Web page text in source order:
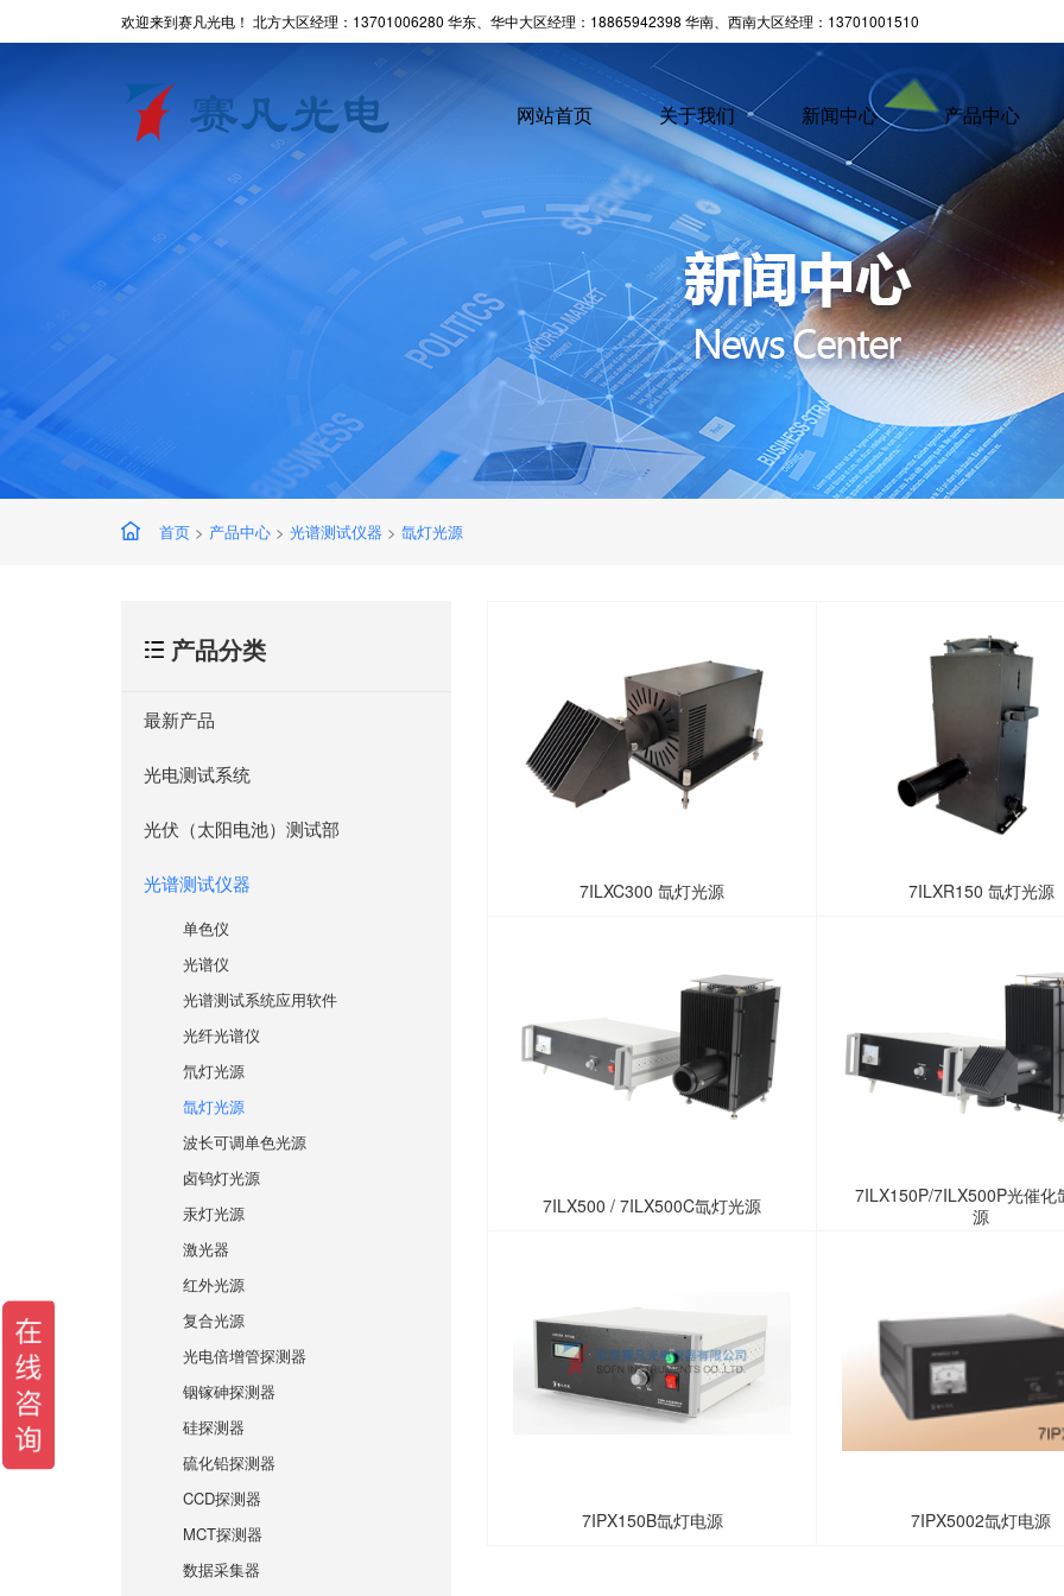
欢迎来到赛凡光电！ 北方大区经理：13701006280 华东、华中大区经理：18865942398 华南、西南大区经理：13701001510
网站首页 关于我们 新闻中心 产品中心
首页 > 产品中心 > 光谱测试仪器 > 氙灯光源
产品分类
最新产品
光电测试系统
光伏（太阳电池）测试部
光谱测试仪器
单色仪
光谱仪
光谱测试系统应用软件
光纤光谱仪
氘灯光源
氙灯光源
波长可调单色光源
卤钨灯光源
汞灯光源
激光器
红外光源
复合光源
光电倍增管探测器
铟镓砷探测器
硅探测器
硫化铅探测器
CCD探测器
MCT探测器
数据采集器
7ILXC300 氙灯光源 7ILXR150 氙灯光源
7ILX500 / 7ILX500C氙灯光源
7ILX150P/7ILX500P光催化
源
7IPX150B氙灯电源 7IPX5002氙灯电源